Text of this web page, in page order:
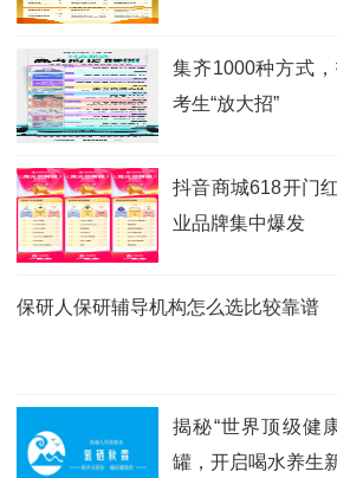
集齐1000种方式
考生“放大招”
抖音商城618开门
业品牌集中爆发
保研人保研辅导机构怎么选比较靠谱
揭秘“世界顶级健
罐，开启喝水养生